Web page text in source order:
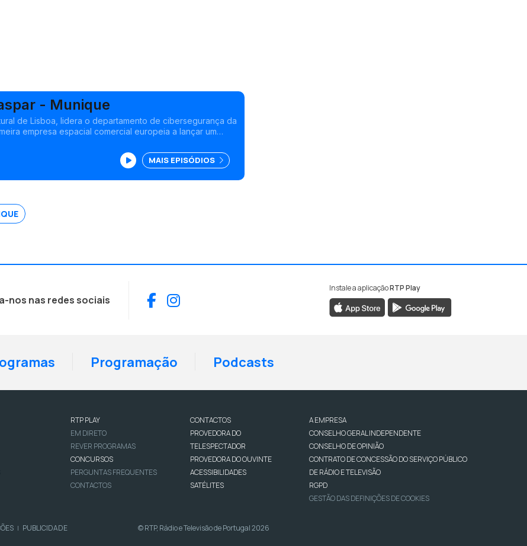
- Munique
de Lisboa, lidera o departamento de cibersegurança da
empresa espacial comercial europeia a lançar um
MAIS EPISÓDIOS
nos nas redes sociais Facebook
Instagram
Instale a aplicaçãoRTP Play
Programação Podcasts
RTP PLAY
EM DIRETO
REVER PROGRAMAS
CONCURSOS
PERGUNTAS FREQUENTES
CONTACTOS
CONTACTOS
PROVEDORA DO
TELESPECTADOR
PROVEDORA DO OUVINTE
ACESSIBILIDADES
SATÉLITES
A EMPRESA
CONSELHO GERAL INDEPENDENTE
CONSELHO DE OPINIÃO
CONTRATO DE CONCESSÃO DO SERVIÇO PÚBLICO
DE RÁDIO E TELEVISÃO
RGPD
GESTÃO DAS DEFINIÇÕES DE COOKIES
| PUBLICIDADE © RTP, Rádio e Televisão de Portugal 2026